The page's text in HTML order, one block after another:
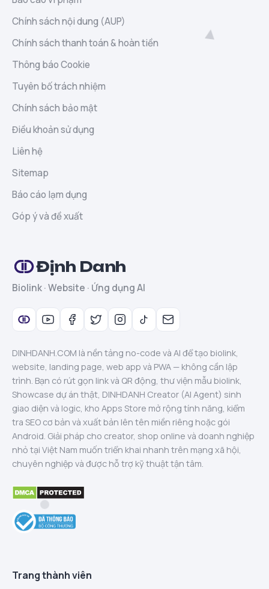
Chính sách nội dung (AUP)
Chính sách thanh toán & hoàn tiền
Thông báo Cookie
Tuyên bố trách nhiệm
Chính sách bảo mật
Điều khoản sử dụng
Liên hệ
Sitemap
Báo cáo lạm dụng
Góp ý và đề xuất
Định Danh
Biolink · Website · Ứng dụng AI
DINHDANH.COM là nền tảng no-code và AI để tạo biolink,
website, landing page, web app và PWA — không cần lập
trình. Bạn có rút gọn link và QR động, thư viện mẫu biolink,
Showcase dự án thật, DINHDANH Creator (AI Agent) sinh
giao diện và logic, kho Apps Store mở rộng tính năng, kiểm
tra SEO cơ bản và xuất bản lên tên miền riêng hoặc gói
Android. Giải pháp cho creator, shop online và doanh nghiệp
nhỏ tại Việt Nam muốn triển khai nhanh trên mạng xã hội,
chuyên nghiệp và được hỗ trợ kỹ thuật tận tâm.
Trang thành viên